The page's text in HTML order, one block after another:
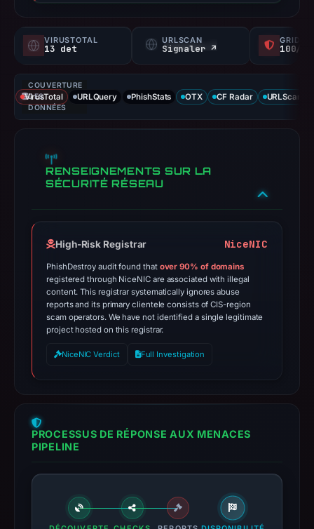
VIRUSTOTAL
13 det
URLSCAN
Signaler ↗ 100/
COUVERTURE
DES
DONNÉES
VirusTotal URLQuery PhishStats OTX CF Radar URLScan
RENSEIGNEMENTS SUR LA
SÉCURITÉ RÉSEAU
High-Risk Registrar NiceNIC
PhishDestroy audit found that over 90% of domains
registered through NiceNIC are associated with illegal
content. This registrar systematically ignores abuse
reports and its primary clientele consists of CIS-region
scam operators. We have not identified a single legitimate
project hosted on this registrar.
NiceNIC Verdict Full Investigation
PROCESSUS DE RÉPONSE AUX MENACES
PIPELINE